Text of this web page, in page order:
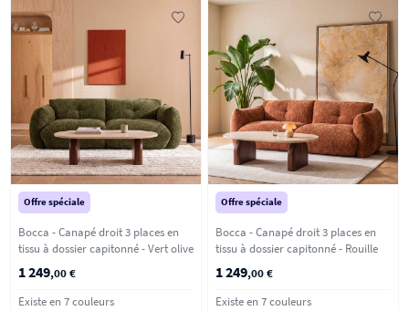
Offre spéciale
Bocca - Canapé droit 3 places en
tissu à dossier capitonné - Vert olive
1 249,00 €
Existe en 7 couleurs
Offre spéciale
Bocca - Canapé droit 3 places en
tissu à dossier capitonné - Rouille
1 249,00 €
Existe en 7 couleurs